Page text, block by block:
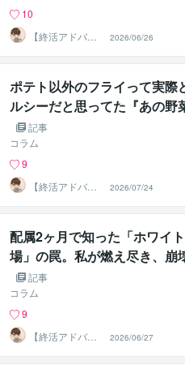
10
【終活アドバイ
ザー・雑談】せ
いお
2026/06/26
ポテト以外のフライって実際
ルシーだと思ってた『あの野
穴 記事
コラム
9
【終活アドバイ
ザー・雑談】せ
いお
2026/07/24
配属2ヶ月で知った「ホワイ
場」の罠。私が燃え尽き、崩
本当の理由
記事
コラム
9
【終活アドバイ
ザー・雑談】せ
いお
2026/06/27